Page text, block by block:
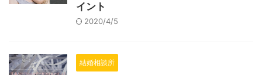
イント
2020/4/5
結婚相談所